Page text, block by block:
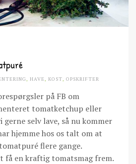
, HAVE, KOST, OPSKRIFTER
på FB om
tomatketchup eller
selv lave, så nu kommer
hjemme hos os talt om at
flere gange.
få en kraftig tomatsmag frem.